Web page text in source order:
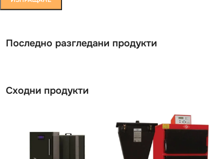
Последно разгледани продукти
Сходни продукти